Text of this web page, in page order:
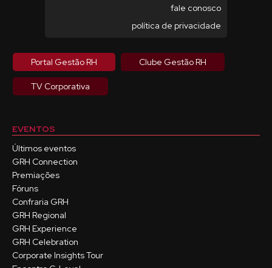
fale conosco
política de privacidade
Portal Gestão RH Clube Gestão RH
TV Corporativa
EVENTOS
Últimos eventos
GRH Connection
Premiações
Fóruns
Confraria GRH
GRH Regional
GRH Experience
GRH Celebration
Corporate Insights Tour